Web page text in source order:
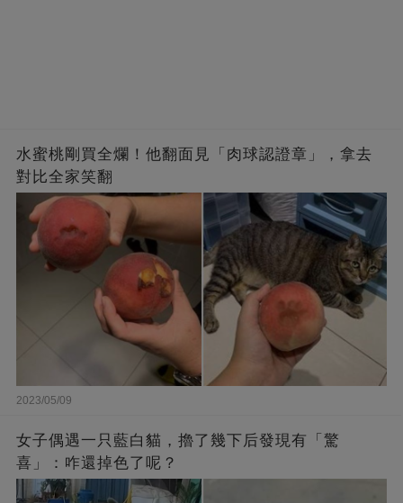
水蜜桃剛買全爛！他翻面見「肉球認證章」，拿去
對比全家笑翻
2023/05/09
女子偶遇一只藍白貓，擼了幾下后發現有「驚
喜」：咋還掉色了呢？